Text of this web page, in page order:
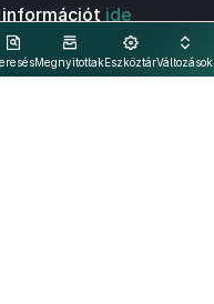
MegnyitottakEszköztárVáltozások
ide